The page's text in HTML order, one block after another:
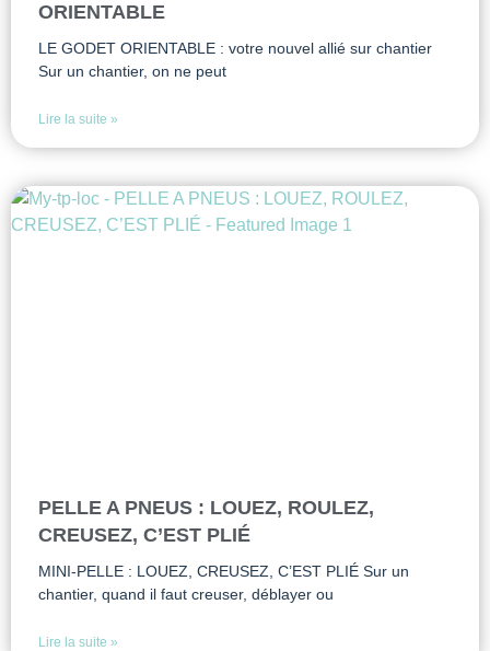
ORIENTABLE
LE GODET ORIENTABLE : votre nouvel allié sur chantier
Sur un chantier, on ne peut
Lire la suite »
PELLE A PNEUS : LOUEZ, ROULEZ,
CREUSEZ, C’EST PLIÉ
MINI-PELLE : LOUEZ, CREUSEZ, C’EST PLIÉ Sur un
chantier, quand il faut creuser, déblayer ou
Lire la suite »